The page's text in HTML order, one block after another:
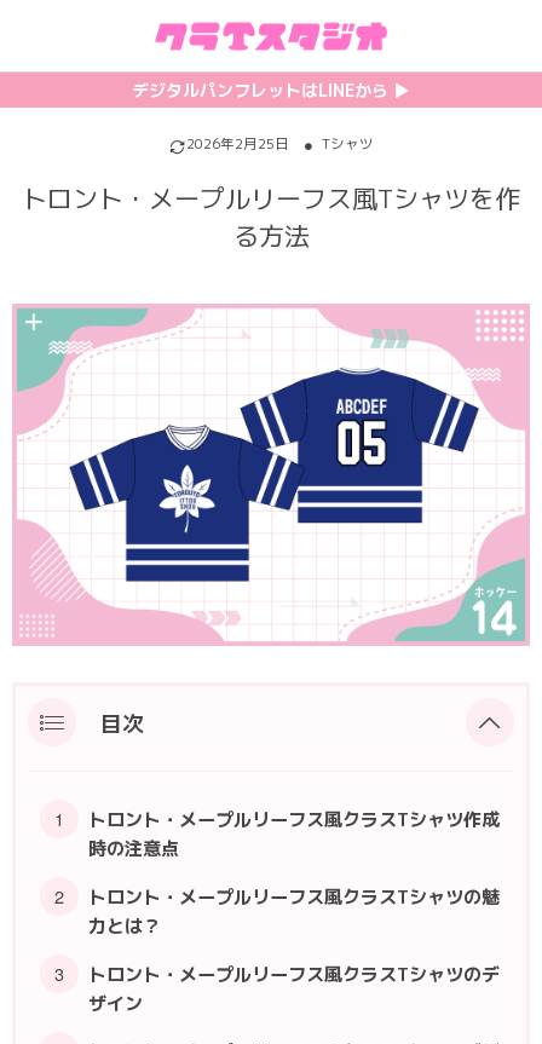
デジタルパンフレットはLINEから ▶︎︎
2026年2月25日 Tシャツ
トロント・メープルリーフス風Tシャツを作
る方法
目次
トロント・メープルリーフス風クラスTシャツ作成
時の注意点
トロント・メープルリーフス風クラスTシャツの魅
力とは？
トロント・メープルリーフス風クラスTシャツのデ
ザイン
初めての方へ
クラスTシャツの注文方法
料金について
お支払い方法について
キャンセル・変更について
利用規約
無料でLINE相談する
カテゴリ一覧
ホッケーユニフォーム
バスケユニフォーム
ゲーム
パロディ
グリッター&ラメ
ポロシャツ
ロンT・長袖
特集記事
【最新】流行りの背ネーム特集
【インスタ映え】おすすめクラT集
韓国パロディ人気デザイン特集
おしゃれデザインクラスTシャツ
かわいいクラスTシャツ
おもしろクラスTシャツ
かっこいいクラスTシャツ
責任をもってお届けします
プリント
フォントを選ぶ
シルクスクリーンについて
昇華プリントについて
全面プリントクラスTシャツ
DTFプリントについて
SDGsについて
セルフプリント